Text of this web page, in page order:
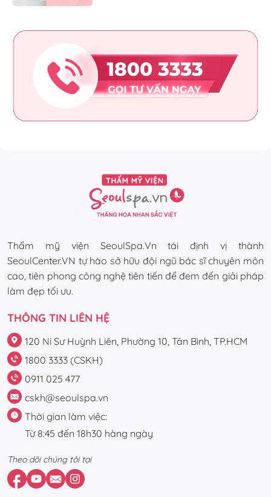
Thẩm mỹ viện SeoulSpa.Vn tái định vị thành
SeoulCenter.VN tự hào sở hữu đội ngũ bác sĩ chuyên môn
cao, tiên phong công nghệ tiên tiến để đem đến giải pháp
làm đẹp tối ưu.
THÔNG TIN LIÊN HỆ
120 Ni Sư Huỳnh Liên, Phường 10, Tân Bình, TP.HCM
1800 3333 (CSKH)
0911 025 477
cskh@seoulspa.vn
Thời gian làm việc:
Từ 8:45 đến 18h30 hàng ngày
Theo dõi chúng tôi tại